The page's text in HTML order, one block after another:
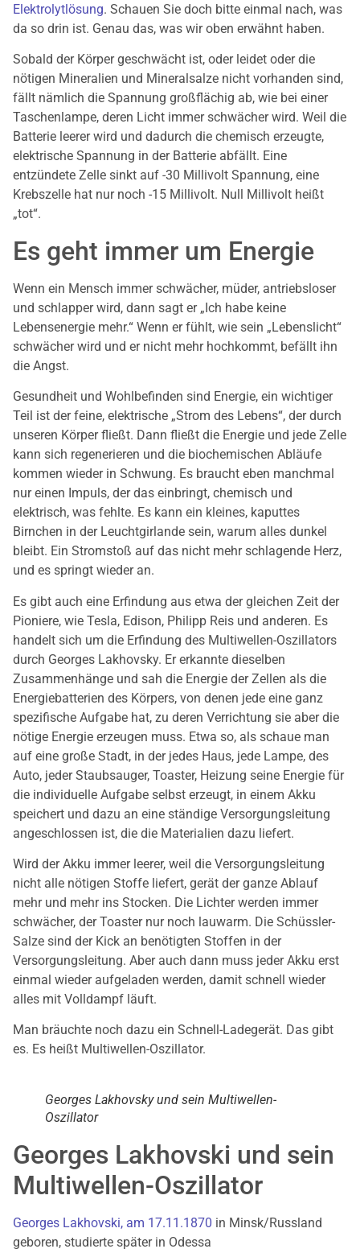
Elektrolytlösung. Schauen Sie doch bitte einmal nach, was
da so drin ist. Genau das, was wir oben erwähnt haben.
Sobald der Körper geschwächt ist, oder leidet oder die
nötigen Mineralien und Mineralsalze nicht vorhanden sind,
fällt nämlich die Spannung großflächig ab, wie bei einer
Taschenlampe, deren Licht immer schwächer wird. Weil die
Batterie leerer wird und dadurch die chemisch erzeugte,
elektrische Spannung in der Batterie abfällt. Eine
entzündete Zelle sinkt auf -30 Millivolt Spannung, eine
Krebszelle hat nur noch -15 Millivolt. Null Millivolt heißt
„tot“.
Es geht immer um Energie
Wenn ein Mensch immer schwächer, müder, antriebsloser
und schlapper wird, dann sagt er „Ich habe keine
Lebensenergie mehr.“ Wenn er fühlt, wie sein „Lebenslicht“
schwächer wird und er nicht mehr hochkommt, befällt ihn
die Angst.
Gesundheit und Wohlbefinden sind Energie, ein wichtiger
Teil ist der feine, elektrische „Strom des Lebens“, der durch
unseren Körper fließt. Dann fließt die Energie und jede Zelle
kann sich regenerieren und die biochemischen Abläufe
kommen wieder in Schwung. Es braucht eben manchmal
nur einen Impuls, der das einbringt, chemisch und
elektrisch, was fehlte. Es kann ein kleines, kaputtes
Birnchen in der Leuchtgirlande sein, warum alles dunkel
bleibt. Ein Stromstoß auf das nicht mehr schlagende Herz,
und es springt wieder an.
Es gibt auch eine Erfindung aus etwa der gleichen Zeit der
Pioniere, wie Tesla, Edison, Philipp Reis und anderen. Es
handelt sich um die Erfindung des Multiwellen-Oszillators
durch Georges Lakhovsky. Er erkannte dieselben
Zusammenhänge und sah die Energie der Zellen als die
Energiebatterien des Körpers, von denen jede eine ganz
spezifische Aufgabe hat, zu deren Verrichtung sie aber die
nötige Energie erzeugen muss. Etwa so, als schaue man
auf eine große Stadt, in der jedes Haus, jede Lampe, des
Auto, jeder Staubsauger, Toaster, Heizung seine Energie für
die individuelle Aufgabe selbst erzeugt, in einem Akku
speichert und dazu an eine ständige Versorgungsleitung
angeschlossen ist, die die Materialien dazu liefert.
Wird der Akku immer leerer, weil die Versorgungsleitung
nicht alle nötigen Stoffe liefert, gerät der ganze Ablauf
mehr und mehr ins Stocken. Die Lichter werden immer
schwächer, der Toaster nur noch lauwarm. Die Schüssler-
Salze sind der Kick an benötigten Stoffen in der
Versorgungsleitung. Aber auch dann muss jeder Akku erst
einmal wieder aufgeladen werden, damit schnell wieder
alles mit Volldampf läuft.
Man bräuchte noch dazu ein Schnell-Ladegerät. Das gibt
es. Es heißt Multiwellen-Oszillator.
Georges Lakhovsky und sein Multiwellen-
Oszillator
Georges Lakhovski und sein
Multiwellen-Oszillator
Georges Lakhovski, am 17.11.1870 in Minsk/Russland
geboren, studierte später in Odessa